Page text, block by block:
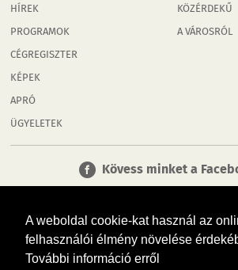
A weboldal cookie-kat használ az
felhasználói élmény növelése
További információ erről
HÍREK
PROGRAMOK
CÉGREGISZTER
KÉPEK
APRÓ
ÜGYELETEK
KÖZÉRDEKŰ
A VÁROSRÓL
Kövess minket a
Tudj meg többet városodról! Hírek,